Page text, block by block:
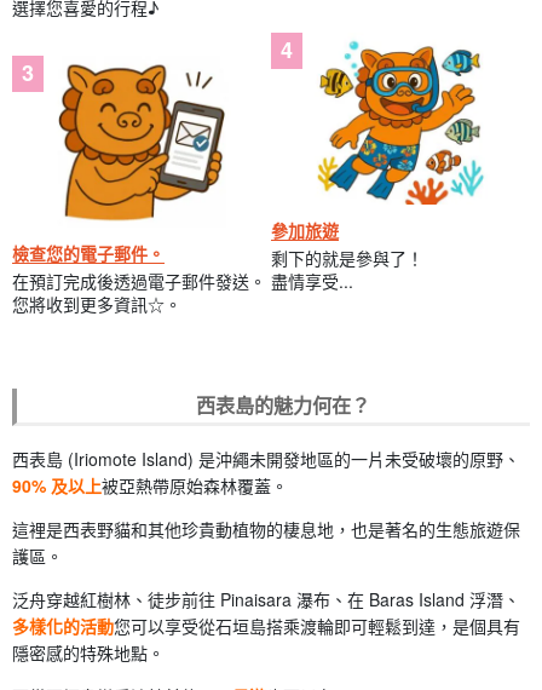
選擇您喜愛的行程♪
檢查您的電子郵件。
在預訂完成後透過電子郵件發送。
您將收到更多資訊☆。
參加旅遊
剩下的就是參與了！
盡情享受...
西表島的魅力何在？
西表島 (Iriomote Island) 是沖繩未開發地區的一片未受破壞的原野、
90% 及以上被亞熱帶原始森林覆蓋。
這裡是西表野貓和其他珍貴動植物的棲息地，也是著名的生態旅遊保
護區。
泛舟穿越紅樹林、徒步前往 Pinaisara 瀑布、在 Baras Island 浮潛、
多樣化的活動您可以享受從石垣島搭乘渡輪即可輕鬆到達，是個具有
隱密感的特殊地點。